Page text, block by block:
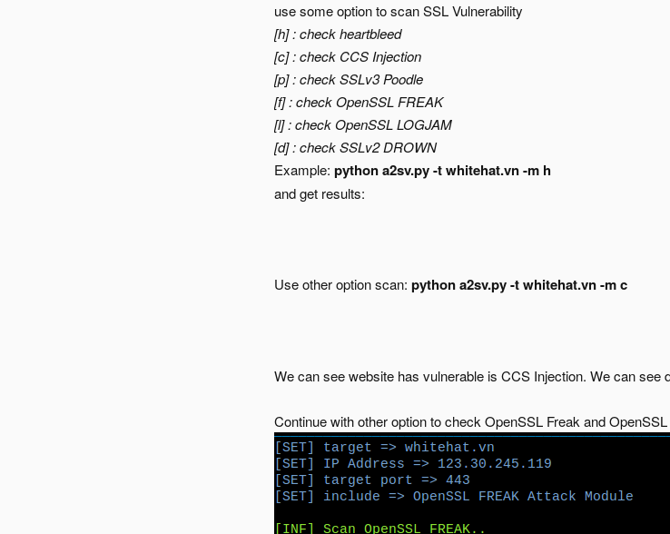
use some option to scan SSL Vulnerability
[h] : check heartbleed
[c] : check CCS Injection
[p] : check SSLv3 Poodle
[f] : check OpenSSL FREAK
[l] : check OpenSSL LOGJAM
[d] : check SSLv2 DROWN
Example: python a2sv.py -t whitehat.vn -m h
and get results:
Use other option scan: python a2sv.py -t whitehat.vn -m c
We can see website has vulnerable is CCS Injection. We can see
Continue with other option to check OpenSSL Freak and